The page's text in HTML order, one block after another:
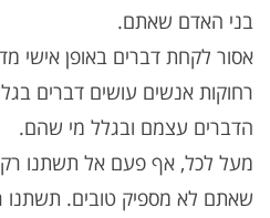
בני האדם שאתם.
אסור לקחת דברים באופן אישי
רחוקות אנשים עושים דברים
הדברים עצמם ובגלל מי שהם.
מעל לכל, אף פעם אל תשתנו
שאתם לא מספיק טובים. תשתנו